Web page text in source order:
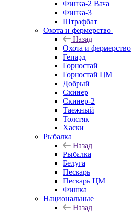
Финка-2 Вача
Финка-3
Штрафбат
Охота и фермерство
Назад
Охота и фермерство
Гепард
Горностай
Горностай ЦМ
Добрый
Скинер
Скинер-2
Таежный
Толстяк
Хаски
Рыбалка
Назад
Рыбалка
Белуга
Пескарь
Пескарь ЦМ
Фишка
Национальные
Назад